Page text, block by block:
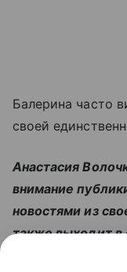
Балерина часто
своей
Анастасия
внимание
новостями из
также выходит в